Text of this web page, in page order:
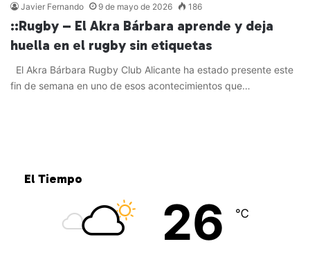
Javier Fernando 9 de mayo de 2026 186
::Rugby – El Akra Bárbara aprende y deja
huella en el rugby sin etiquetas
El Akra Bárbara Rugby Club Alicante ha estado presente este
fin de semana en uno de esos acontecimientos que…
El Tiempo
26 ℃